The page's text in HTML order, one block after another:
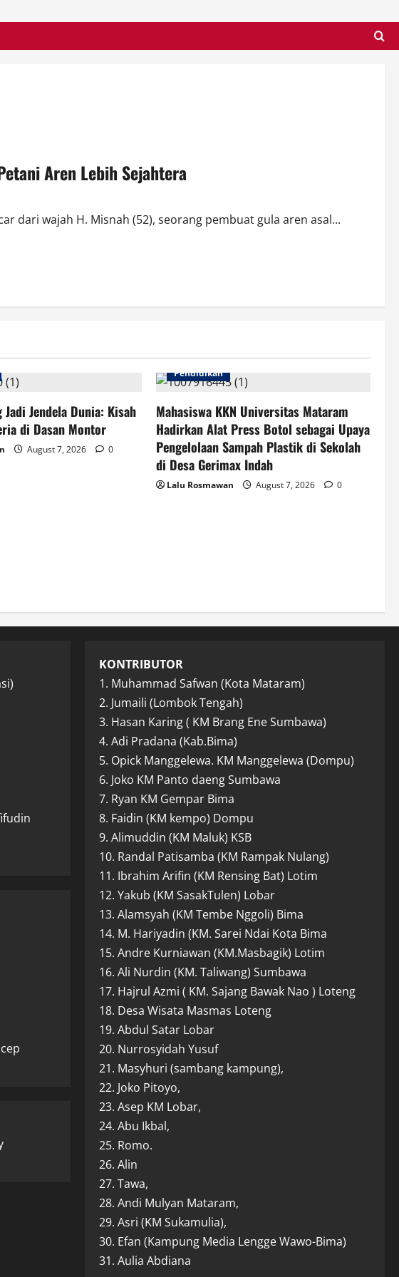
Aren Lebih Sejahtera
dari wajah H. Misnah (52), seorang pembuat gula aren asal...
Jadi Jendela Dunia: Kisah
di Dasan Montor
August 7, 2026 0
Pendidikan
Mahasiswa KKN Universitas Mataram
Hadirkan Alat Press Botol sebagai Upaya
Pengelolaan Sampah Plastik di Sekolah
di Desa Gerimax Indah
Lalu Rosmawan August 7, 2026 0
KONTRIBUTOR
1. Muhammad Safwan (Kota Mataram)
2. Jumaili (Lombok Tengah)
3. Hasan Karing ( KM Brang Ene Sumbawa)
4. Adi Pradana (Kab.Bima)
5. Opick Manggelewa. KM Manggelewa (Dompu)
6. Joko KM Panto daeng Sumbawa
7. Ryan KM Gempar Bima
8. Faidin (KM kempo) Dompu
9. Alimuddin (KM Maluk) KSB
10. Randal Patisamba (KM Rampak Nulang)
11. Ibrahim Arifin (KM Rensing Bat) Lotim
12. Yakub (KM SasakTulen) Lobar
13. Alamsyah (KM Tembe Nggoli) Bima
14. M. Hariyadin (KM. Sarei Ndai Kota Bima
15. Andre Kurniawan (KM.Masbagik) Lotim
16. Ali Nurdin (KM. Taliwang) Sumbawa
17. Hajrul Azmi ( KM. Sajang Bawak Nao ) Loteng
18. Desa Wisata Masmas Loteng
19. Abdul Satar Lobar
20. Nurrosyidah Yusuf
21. Masyhuri (sambang kampung),
22. Joko Pitoyo,
23. Asep KM Lobar,
24. Abu Ikbal,
25. Romo.
26. Alin
27. Tawa,
28. Andi Mulyan Mataram,
29. Asri (KM Sukamulia),
30. Efan (Kampung Media Lengge Wawo-Bima)
31. Aulia Abdiana